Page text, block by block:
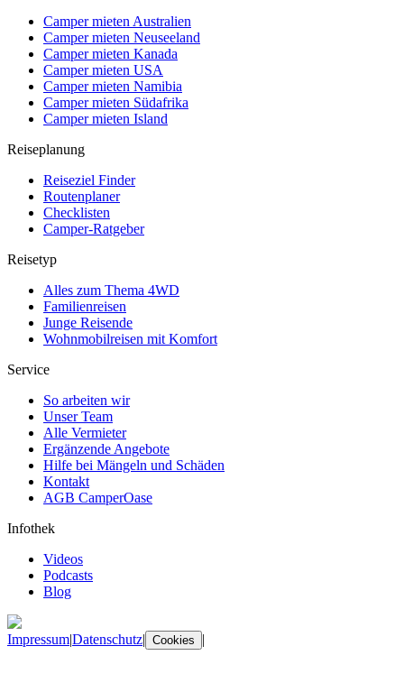
Camper mieten Australien
Camper mieten Neuseeland
Camper mieten Kanada
Camper mieten USA
Camper mieten Namibia
Camper mieten Südafrika
Camper mieten Island
Reiseplanung
Reiseziel Finder
Routenplaner
Checklisten
Camper-Ratgeber
Reisetyp
Alles zum Thema 4WD
Familienreisen
Junge Reisende
Wohnmobilreisen mit Komfort
Service
So arbeiten wir
Unser Team
Alle Vermieter
Ergänzende Angebote
Hilfe bei Mängeln und Schäden
Kontakt
AGB CamperOase
Infothek
Videos
Podcasts
Blog
Impressum|Datenschutz| Cookies |